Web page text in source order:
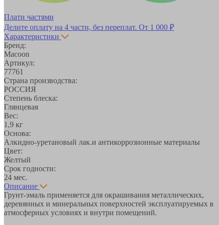
Плати частями
Делите оплату на 4 части, без переплат. От 1 000 ₽
Характеристики
Бренд:
Macoon
Артикул:
77761
Страна производства:
РОССИЯ
Степень блеска:
Глянцевая
Вес:
1,9 кг
Основа:
Алкидно-уретановый лак.и антикоррозионные материалы
Цвет:
Желтый
Срок годности:
24 мес.
Описание
Грунт-эмаль применяется для окрашивания металлических,
деревянных и минеральных поверхностей эксплуатируемых в
атмосферных условиях и внутри помещений.